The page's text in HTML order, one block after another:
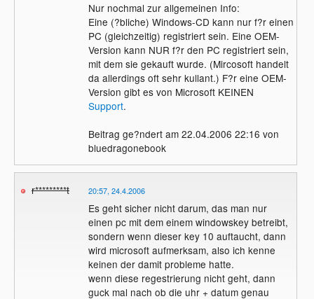
ab, ich erkl?rte nochmal alles, die sagte mir
dasselbe wie der Mann. Ich sagte ihr dass
das nicht geht, dann hat sie gefragt ob die
CD gekauft sei. Ich hab gesagt ja, was ja
auch stimmt, sie ist einfach von jemandem
ausgelehnt. Jedenfalls hat sie gesagt ich
soll in den Laden gehen, in dem ich bzw.
der Junge, dem das geh?rt, gekauft habe.
bin ich heute in irgendeinen PC-Laden
fragen gegangen, hab dem alles erkl?rt. Er
sagte mir, man k?nne die CD nur auf einem
bei meinem Bruder gings ja auch, der hat's
aber mit Internet aktualisiert. Der Mann hat
mir gesagt ich soll nochmal anrufen, aber
ich hab ehrlich gesagt keinen Bock
nochmal mit der unfreundlichen Frau zu
reden... Was soll ich nur machen? Ich
meine das ist doch nicht illegal, oder?
Nur nochmal zur allgemeinen Info:
Eine (?bliche) Windows-CD kann nur f?r einen
PC (gleichzeitig) registriert sein. Eine OEM-
Version kann NUR f?r den PC registriert sein,
mit dem sie gekauft wurde. (Mircosoft handelt
da allerdings oft sehr kullant.) F?r eine OEM-
Version gibt es von Microsoft KEINEN
Support.
Beitrag ge?ndert am 22.04.2006 22:16 von
bluedragonebook
r*********t 20:57, 24.4.2006
Es geht sicher nicht darum, das man nur
einen pc mit dem einem windowskey betreibt,
sondern wenn dieser key 10 auftaucht, dann
wird microsoft aufmerksam, also ich kenne
keinen der damit probleme hatte.
wenn diese regestrierung nicht geht, dann
guck mal nach ob die uhr + datum genau